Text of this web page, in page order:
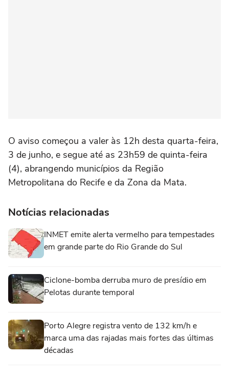
O aviso começou a valer às 12h desta quarta-feira,
3 de junho, e segue até as 23h59 de quinta-feira
(4), abrangendo municípios da Região
Metropolitana do Recife e da Zona da Mata.
Notícias relacionadas
INMET emite alerta vermelho para tempestades
em grande parte do Rio Grande do Sul
Ciclone-bomba derruba muro de presídio em
Pelotas durante temporal
Porto Alegre registra vento de 132 km/h e
marca uma das rajadas mais fortes das últimas
décadas